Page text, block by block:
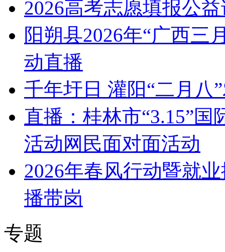
2026高考志愿填报公
阳朔县2026年“广西三
动直播
千年圩日 灌阳“二月八
直播：桂林市“3.15”
活动网民面对面活动
2026年春风行动暨就
播带岗
专题